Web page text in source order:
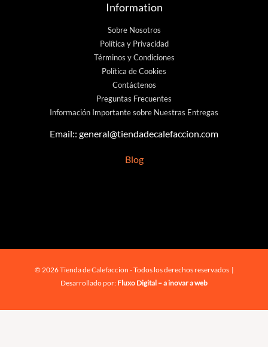
Information
Sobre Nosotros
Política y Privacidad
Términos y Condiciones
Política de Cookies
Contáctenos
Preguntas Frecuentes
Información Importante sobre Nuestras Entregas
Email:: general@tiendadecalefaccion.com
Blog
© 2026 Tienda de Calefaccion - Todos los derechos reservados |
Desarrollado por: Fluxo Digital – a inovar a web